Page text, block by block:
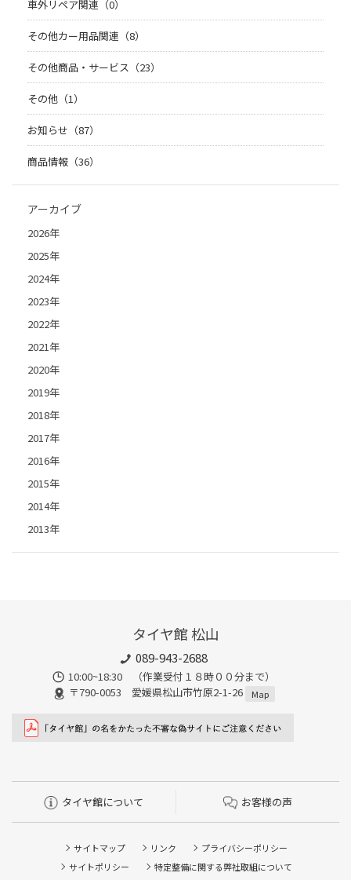
車外リペア関連（0）
その他カー用品関連（8）
その他商品・サービス（23）
その他（1）
お知らせ（87）
商品情報（36）
アーカイブ
2026年
2025年
2024年
2023年
2022年
2021年
2020年
2019年
2018年
2017年
2016年
2015年
2014年
2013年
タイヤ館 松山
089-943-2688
10:00~18:30 （作業受付１８時００分まで）
〒790-0053 愛媛県松山市竹原2-1-26
Map
タイヤ館について お客様の声
サイトマップ リンク
プライバシーポリシー
サイトポリシー
特定整備に関する弊社取組について